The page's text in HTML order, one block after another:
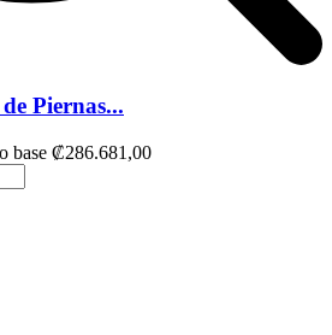
Piernas...
base ₡286.681,00